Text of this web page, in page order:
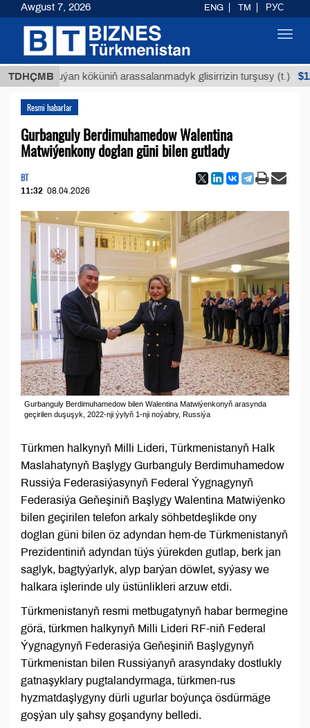
TDHÇMB
Buýan köküniň arassalanmadyk glisirrizin turşusy (t.) $12935,18
Resmi habarlar
Gurbanguly Berdimuhamedow Walentina
Matwiýenkony doglan güni bilen gutlady
BT
11:32 08.04.2026
Gurbanguly Berdimuhamedow bilen Walentina Matwiýenkonyň arasynda
geçirilen duşuşyk, 2022-nji ýylyň 1-nji noýabry, Russiýa
Türkmen halkynyň Milli Lideri, Türkmenistanyň Halk
Maslahatynyň Başlygy Gurbanguly Berdimuhamedow
Russiýa Federasiýasynyň Federal Ýygnagynyň
Federasiýa Geňeşiniň Başlygy Walentina Matwiýenko
bilen geçirilen telefon arkaly söhbetdeşlikde ony
doglan güni bilen öz adyndan hem-de Türkmenistanyň
Prezidentiniň adyndan tüýs ýürekden gutlap, berk jan
saglyk, bagtyýarlyk, alyp barýan döwlet, syýasy we
halkara işlerinde uly üstünlikleri arzuw etdi.
Türkmenistanyň resmi metbugatynyň habar bermegine
görä, türkmen halkynyň Milli Lideri RF-niň Federal
Ýygnagynyň Federasiýa Geňeşiniň Başlygynyň
Türkmenistan bilen Russiýanyň arasyndaky dostlukly
gatnaşyklary pugtalandyrmaga, türkmen-rus
hyzmatdaşlygyny dürli ugurlar boýunça ösdürmäge
goşýan uly şahsy goşandyny belledi.
Awgust 7, 2026 ENG TM РУС